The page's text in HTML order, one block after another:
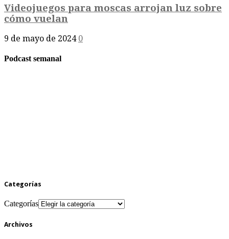
Videojuegos para moscas arrojan luz sobre
cómo vuelan
9 de mayo de 2024 0
Podcast semanal
Categorías
Categorías
Archivos